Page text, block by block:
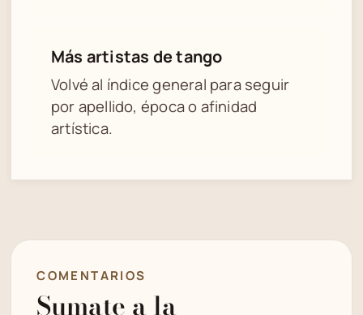
Más artistas de tango
Volvé al índice general para seguir
por apellido, época o afinidad
artística.
COMENTARIOS
Sumate a la